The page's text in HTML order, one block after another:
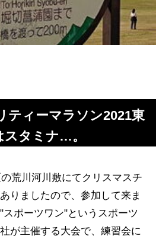
ティーマラソン2021東
スタミナ…。
荒川河川敷にてクリスマスチ
りましたので、参加して来ま
ポーツワン"というスポーツ
が主催する大会で、練習会に